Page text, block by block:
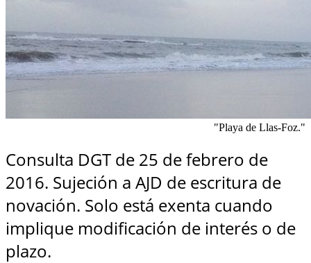
"Playa de Llas-Foz."
Consulta DGT de 25 de febrero de
2016. Sujeción a AJD de escritura de
novación. Solo está exenta cuando
implique modificación de interés o de
plazo.